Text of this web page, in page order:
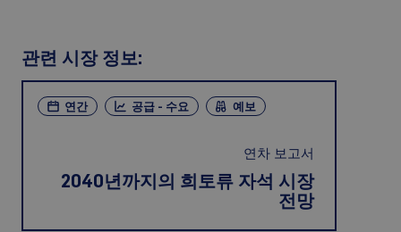
관련 시장 정보:
연간 공급 - 수요 예보
연차 보고서
2040년까지의 희토류 자석 시장
전망